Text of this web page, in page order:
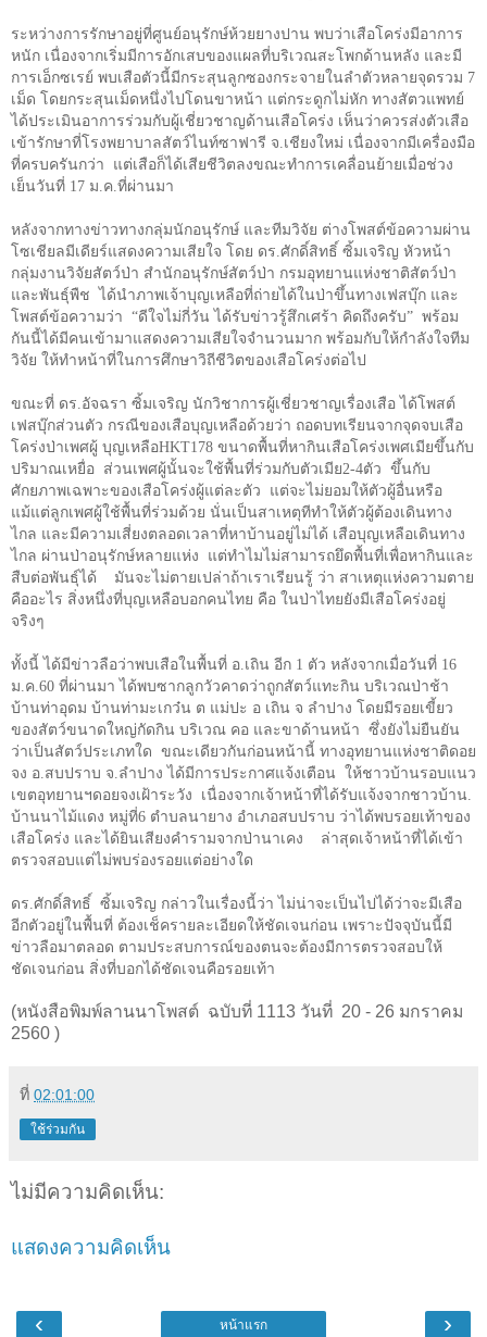
ระหว่างการรักษาอยู่ที่ศูนย์อนุรักษ์ห้วยยางปาน พบว่าเสือโคร่งมีอาการ
หนัก เนื่องจากเริ่มมีการอักเสบของแผลที่บริเวณสะโพกด้านหลัง และมี
การเอ็กซเรย์ พบเสือตัวนี้มีกระสุนลูกซองกระจายในลำตัวหลายจุดรวม 7
เม็ด โดยกระสุนเม็ดหนึ่งไปโดนขาหน้า แต่กระดูกไม่หัก ทางสัตวแพทย์
ได้ประเมินอาการร่วมกับผู้เชี่ยวชาญด้านเสือโคร่ง เห็นว่าควรส่งตัวเสือ
เข้ารักษาที่โรงพยาบาลสัตว์ไนท์ซาฟารี จ.เชียงใหม่ เนื่องจากมีเครื่องมือ
ที่ครบครันกว่า แต่เสือก็ได้เสียชีวิตลงขณะทำการเคลื่อนย้ายเมื่อช่วง
เย็นวันที่ 17 ม.ค.ที่ผ่านมา
หลังจากทางข่าวทางกลุ่มนักอนุรักษ์ และทีมวิจัย ต่างโพสต์ข้อความผ่าน
โซเชียลมีเดียร์แสดงความเสียใจ โดย ดร.ศักดิ์สิทธิ์ ซิ้มเจริญ หัวหน้า
กลุ่มงานวิจัยสัตว์ป่า สำนักอนุรักษ์สัตว์ป่า กรมอุทยานแห่งชาติสัตว์ป่า
และพันธุ์พืช ได้นำภาพเจ้าบุญเหลือที่ถ่ายได้ในป่าขึ้นทางเฟสบุ๊ก และ
โพสต์ข้อความว่า “ดีใจไม่กี่วัน ได้รับข่าวรู้สึกเศร้า คิดถึงครับ” พร้อม
กันนี้ได้มีคนเข้ามาแสดงความเสียใจจำนวนมาก พร้อมกับให้กำลังใจทีม
วิจัย ให้ทำหน้าที่ในการศึกษาวิถีชีวิตของเสือโคร่งต่อไป
ขณะที่ ดร.อัจฉรา ซิ้มเจริญ นักวิชาการผู้เชี่ยวชาญเรื่องเสือ ได้โพสต์
เฟสบุ๊กส่วนตัว กรณีของเสือบุญเหลือด้วยว่า ถอดบทเรียนจากจุดจบเสือ
โคร่งป่าเพศผู้ บุญเหลือHKT178 ขนาดพื้นที่หากินเสือโคร่งเพศเมียขึ้นกับ
ปริมาณเหยื่อ ส่วนเพศผู้นั้นจะใช้พื้นที่ร่วมกับตัวเมีย2-4ตัว ขึ้นกับ
ศักยภาพเฉพาะของเสือโคร่งผู้แต่ละตัว แต่จะไม่ยอมให้ตัวผู้อื่นหรือ
แม้แต่ลูกเพศผู้ใช้พื้นที่ร่วมด้วย นั่นเป็นสาเหตุทีทำให้ตัวผู้ต้องเดินทาง
ไกล และมีความเสี่ยงตลอดเวลาที่หาบ้านอยู่ไม่ได้ เสือบุญเหลือเดินทาง
ไกล ผ่านป่าอนุรักษ์หลายแห่ง แต่ทำไมไม่สามารถยึดพื้นที่เพื่อหากินและ
สืบต่อพันธุ์ได้ มันจะไม่ตายเปล่าถ้าเราเรียนรู้ ว่า สาเหตุแห่งความตาย
คืออะไร สิ่งหนึ่งที่บุญเหลือบอกคนไทย คือ ในป่าไทยยังมีเสือโคร่งอยู่
จริงๆ
ทั้งนี้ ได้มีข่าวลือว่าพบเสือในพื้นที่ อ.เถิน อีก 1 ตัว หลังจากเมื่อวันที่ 16
ม.ค. 60 ที่ผ่านมา ได้พบซากลูกวัวคาดว่าถูกสัตว์แทะกิน บริเวณป่าช้า
บ้านท่าอุดม บ้านท่ามะเกว๋น ต แม่ปะ อ เถิน จ ลำปาง โดยมีรอยเขี้ยว
ของสัตว์ขนาดใหญ่กัดกิน บริเวณ คอ และขาด้านหน้า ซึ่งยังไม่ยืนยัน
ว่าเป็นสัตว์ประเภทใด ขณะเดียวกันก่อนหน้านี้ ทางอุทยานแห่งชาติดอย
จง อ.สบปราบ จ.ลำปาง ได้มีการประกาศแจ้งเตือน ให้ชาวบ้านรอบแนว
เขตอุทยานฯดอยจงเฝ้าระวัง เนื่องจากเจ้าหน้าที่ได้รับแจ้งจากชาวบ้าน.
บ้านนาไม้แดง หมู่ที่6 ตำบลนายาง อำเภอสบปราบ ว่าได้พบรอยเท้าของ
เสือโคร่ง และได้ยินเสียงคำรามจากป่านาเคง ล่าสุดเจ้าหน้าที่ได้เข้า
ตรวจสอบแต่ไม่พบร่องรอยแต่อย่างใด
ดร.ศักดิ์สิทธิ์ ซิ้มเจริญ กล่าวในเรื่องนี้ว่า ไม่น่าจะเป็นไปได้ว่าจะมีเสือ
อีกตัวอยู่ในพื้นที่ ต้องเช็ครายละเอียดให้ชัดเจนก่อน เพราะปัจจุบันนี้มี
ข่าวลือมาตลอด ตามประสบการณ์ของตนจะต้องมีการตรวจสอบให้
ชัดเจนก่อน สิ่งที่บอกได้ชัดเจนคือรอยเท้า
(หนังสือพิมพ์ลานนาโพสต์ ฉบับที่ 1113 วันที่ 20 - 26 มกราคม
2560 )
ที่ 02:01:00
ใช้ร่วมกัน
ไม่มีความคิดเห็น:
แสดงความคิดเห็น
‹ ›
หน้าแรก